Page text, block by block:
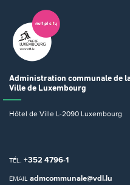
Administration communale de
Ville de Luxembourg
Hôtel de Ville L-2090 Luxembourg
TÉL. +352 4796-1
EMAIL admcommunale@vdl.lu